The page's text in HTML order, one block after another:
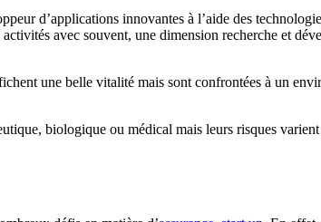
d’applications innovantes à l’aide des
avec souvent, une dimension recherche et
une belle vitalité mais sont confrontées à un
biologique ou médical mais leurs risques